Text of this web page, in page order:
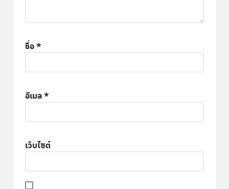
ชื่อ*
อีเมล*
เว็บไซต์